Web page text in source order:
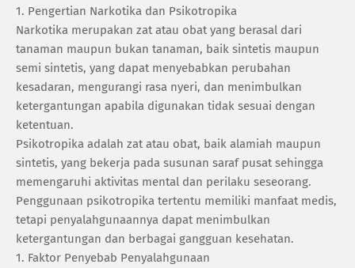
1. ‎Pengertian Narkotika dan Psikotropika
‎Narkotika merupakan zat atau obat yang berasal dari
tanaman maupun bukan tanaman, baik sintetis maupun
semi sintetis, yang dapat menyebabkan perubahan
kesadaran, mengurangi rasa nyeri, dan menimbulkan
ketergantungan apabila digunakan tidak sesuai dengan
ketentuan.
‎Psikotropika adalah zat atau obat, baik alamiah maupun
sintetis, yang bekerja pada susunan saraf pusat sehingga
memengaruhi aktivitas mental dan perilaku seseorang.
Penggunaan psikotropika tertentu memiliki manfaat medis,
tetapi penyalahgunaannya dapat menimbulkan
ketergantungan dan berbagai gangguan kesehatan.
1. ‎Faktor Penyebab Penyalahgunaan